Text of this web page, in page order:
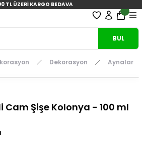
TL ÜZERİ KARGO BEDAVA
BUL
Dekorasyon Aynalar
Cam Şişe Kolonya - 100 ml